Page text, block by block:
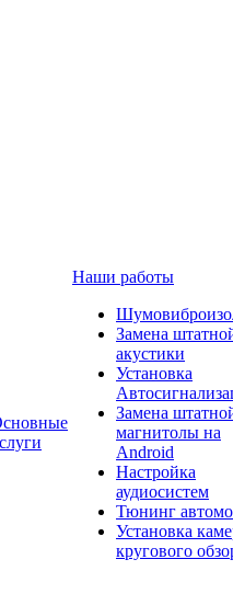
Наши работы
Замена
акустики
Установка
Замена
магнитолы на
Android
Настройка
аудиосистем
Тюнинг
Установка
кругового